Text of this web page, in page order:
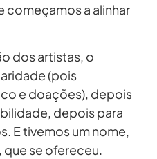
começamos a alinhar
dos artistas, o
(pois
e doações), depois
depois para
E tivemos um nome,
se ofereceu.